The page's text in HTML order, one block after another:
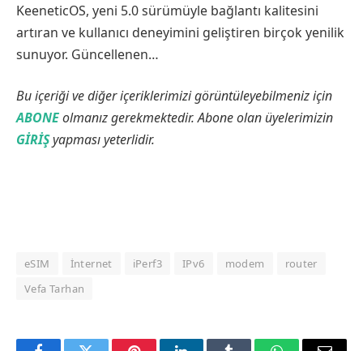
KeeneticOS, yeni 5.0 sürümüyle bağlantı kalitesini
artıran ve kullanıcı deneyimini geliştiren birçok yenilik
sunuyor. Güncellenen…
Bu içeriği ve diğer içeriklerimizi görüntüleyebilmeniz için
ABONEolmanız gerekmektedir. Abone olan üyelerimizin
GİRİŞyapması yeterlidir.
eSIM İnternet iPerf3 IPv6 modem
router
Vefa Tarhan